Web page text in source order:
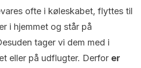
ofte i køleskabet, flyttes til
i hjemmet og står på
tager vi dem med i
eller på udflugter. Derfor er